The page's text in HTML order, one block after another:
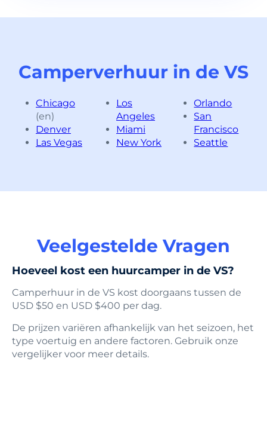
Camperverhuur in de VS
Chicago
(en)
Denver
Las Vegas
Los
Angeles
Miami
New York
Orlando
San
Francisco
Seattle
Veelgestelde Vragen
Hoeveel kost een huurcamper in de VS?
Camperhuur in de VS kost doorgaans tussen de
USD $50 en USD $400 per dag.
De prijzen variëren afhankelijk van het seizoen, het
type voertuig en andere factoren. Gebruik onze
vergelijker voor meer details.